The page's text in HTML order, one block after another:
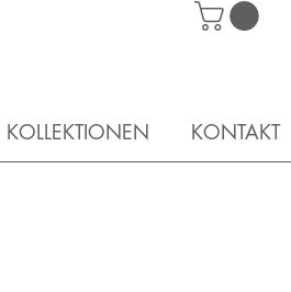
KOLLEKTIONEN KONTAKT